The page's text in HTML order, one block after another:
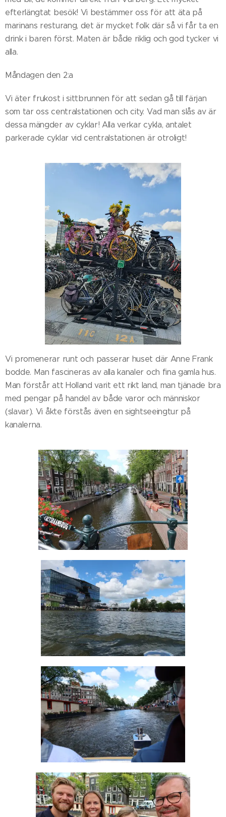
efterlängtat besök! Vi bestämmer oss för att äta på
marinans resturang, det är mycket folk där så vi får ta en
drink i baren först. Maten är både riklig och god tycker vi
alla.
Måndagen den 2:a
Vi äter frukost i sittbrunnen för att sedan gå till färjan
som tar oss centralstationen och city. Vad man slås av är
dessa mängder av cyklar! Alla verkar cykla, antalet
parkerade cyklar vid centralstationen är otroligt!
Vi promenerar runt och passerar huset där Anne Frank
bodde. Man fascineras av alla kanaler och fina gamla hus.
Man förstår att Holland varit ett rikt land, man tjänade bra
med pengar på handel av både varor och människor
(slavar). Vi åkte förstås även en sightseeingtur på
kanalerna.